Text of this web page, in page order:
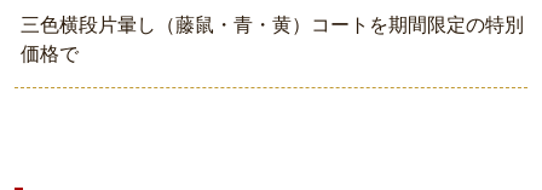
三色横段片暈し（藤鼠・青・黄）コートを期間限定の特別
価格で